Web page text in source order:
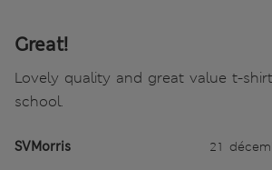
Great!
Lovely quality and great value t-
school.
SVMorris 21